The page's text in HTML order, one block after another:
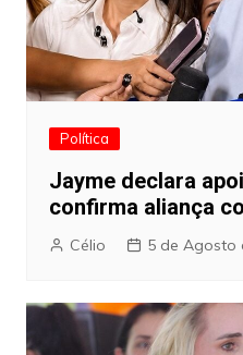
Política
Jayme declara
confirma aliança
Célio 5 de Agosto